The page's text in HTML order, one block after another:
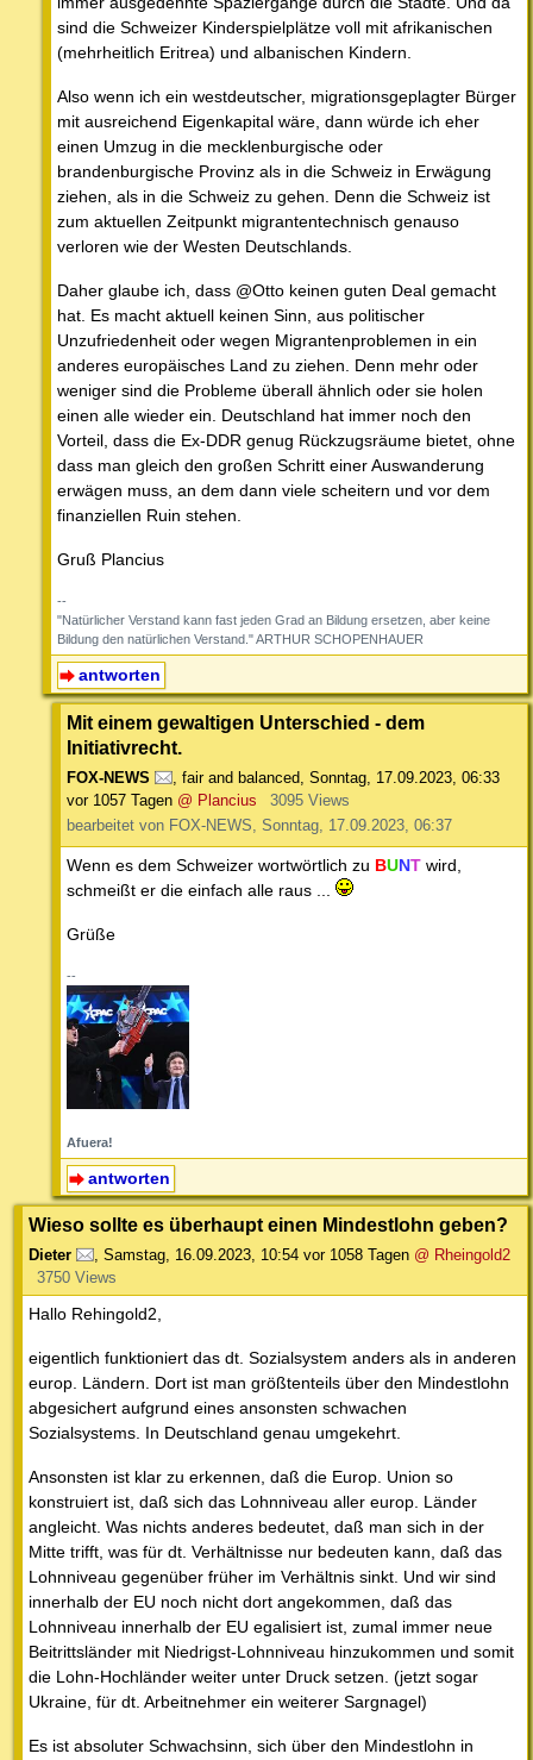
sind die Schweizer Kinderspielplätze voll mit afrikanischen
(mehrheitlich Eritrea) und albanischen Kindern.
Also wenn ich ein westdeutscher, migrationsgeplagter Bürger
mit ausreichend Eigenkapital wäre, dann würde ich eher
einen Umzug in die mecklenburgische oder
brandenburgische Provinz als in die Schweiz in Erwägung
ziehen, als in die Schweiz zu gehen. Denn die Schweiz ist
zum aktuellen Zeitpunkt migrantentechnisch genauso
verloren wie der Westen Deutschlands.
Daher glaube ich, dass @Otto keinen guten Deal gemacht
hat. Es macht aktuell keinen Sinn, aus politischer
Unzufriedenheit oder wegen Migrantenproblemen in ein
anderes europäisches Land zu ziehen. Denn mehr oder
weniger sind die Probleme überall ähnlich oder sie holen
einen alle wieder ein. Deutschland hat immer noch den
Vorteil, dass die Ex-DDR genug Rückzugsräume bietet, ohne
dass man gleich den großen Schritt einer Auswanderung
erwägen muss, an dem dann viele scheitern und vor dem
finanziellen Ruin stehen.
Gruß Plancius
--
"Natürlicher Verstand kann fast jeden Grad an Bildung ersetzen, aber keine
Bildung den natürlichen Verstand." ARTHUR SCHOPENHAUER
antworten
Mit einem gewaltigen Unterschied - dem
Initiativrecht.
FOX-NEWS , fair and balanced, Sonntag, 17.09.2023, 06:33
vor 1057 Tagen @ Plancius
3095 Views
bearbeitet von FOX-NEWS, Sonntag, 17.09.2023, 06:37
Wenn es dem Schweizer wortwörtlich zu BUNT wird,
schmeißt er die einfach alle raus ...
Grüße
--
Afuera!
antworten
Wieso sollte es überhaupt einen Mindestlohn geben?
Dieter , Samstag, 16.09.2023, 10:54 vor 1058 Tagen @ Rheingold2
3750 Views
Hallo Rehingold2,
eigentlich funktioniert das dt. Sozialsystem anders als in anderen
europ. Ländern. Dort ist man größtenteils über den Mindestlohn
abgesichert aufgrund eines ansonsten schwachen
Sozialsystems. In Deutschland genau umgekehrt.
Ansonsten ist klar zu erkennen, daß die Europ. Union so
konstruiert ist, daß sich das Lohnniveau aller europ. Länder
angleicht. Was nichts anderes bedeutet, daß man sich in der
Mitte trifft, was für dt. Verhältnisse nur bedeuten kann, daß das
Lohnniveau gegenüber früher im Verhältnis sinkt. Und wir sind
innerhalb der EU noch nicht dort angekommen, daß das
Lohnniveau innerhalb der EU egalisiert ist, zumal immer neue
Beitrittsländer mit Niedrigst-Lohnniveau hinzukommen und somit
die Lohn-Hochländer weiter unter Druck setzen. (jetzt sogar
Ukraine, für dt. Arbeitnehmer ein weiterer Sargnagel)
Es ist absoluter Schwachsinn, sich über den Mindestlohn in